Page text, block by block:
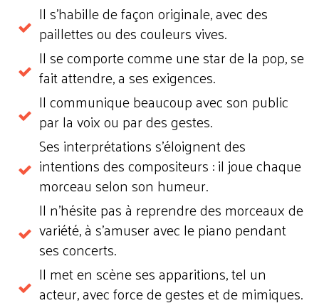
Il s'habille de façon originale, avec des
paillettes ou des couleurs vives.
Il se comporte comme une star de la pop, se
fait attendre, a ses exigences.
Il communique beaucoup avec son public
par la voix ou par des gestes.
Ses interprétations s'éloignent des
intentions des compositeurs : il joue chaque
morceau selon son humeur.
Il n'hésite pas à reprendre des morceaux de
variété, à s'amuser avec le piano pendant
ses concerts.
Il met en scène ses apparitions, tel un
acteur, avec force de gestes et de mimiques.